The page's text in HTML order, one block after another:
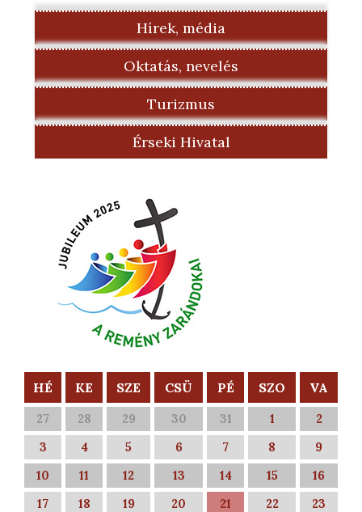
Hírek, média
Oktatás, nevelés
Turizmus
Érseki Hivatal
HÉ KE SZE CSÜ PÉ SZO VA
27 28 29 30 31 1
2
3
4 5 6 7 8
9
10
11 12 13 14 15
16
17
18 19 20 21 22
23